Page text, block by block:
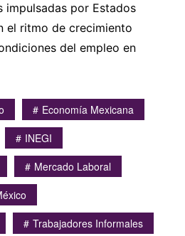
impulsadas por Estados
el ritmo de crecimiento
del empleo en
Economía Mexicana
INEGI
Mercado Laboral
Trabajadores Informales